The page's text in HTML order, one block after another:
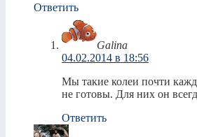
Ответить
Galina
04.02.2014 в 18:56
Мы такие колеи почти
не готовы. Для них он
Ответить